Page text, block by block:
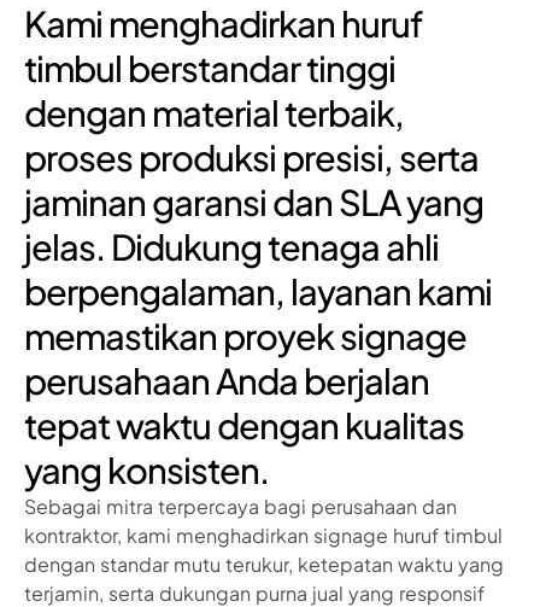
Kami menghadirkan huruf
timbul berstandar tinggi
dengan material terbaik,
proses produksi presisi, serta
jaminan garansi dan SLA yang
jelas. Didukung tenaga ahli
berpengalaman, layanan kami
memastikan proyek signage
perusahaan Anda berjalan
tepat waktu dengan kualitas
yang konsisten.
Sebagai mitra terpercaya bagi perusahaan dan
kontraktor, kami menghadirkan signage huruf timbul
dengan standar mutu terukur, ketepatan waktu yang
terjamin, serta dukungan purna jual yang responsif